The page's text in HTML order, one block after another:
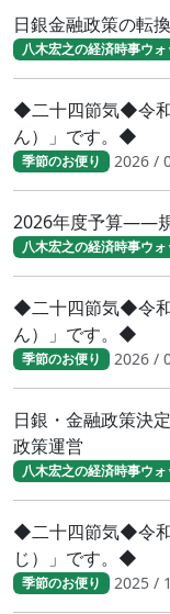
日銀金融政策の転
八木宏之の経済時事ウォ
◆二十四節気◆令和
ん）」です。◆
季節のお便り 2026 /
2026年度予算――
八木宏之の経済時事ウォ
◆二十四節気◆令和
ん）」です。◆
季節のお便り 2026 /
日銀・金融政策決
政策運営
八木宏之の経済時事ウォ
◆二十四節気◆令和
じ）」です。◆
季節のお便り 2025 /